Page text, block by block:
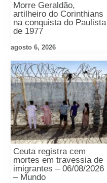
Morre Geraldão,
artilheiro do Corinthians
na conquista do Paulista
de 1977
agosto 6, 2026
Ceuta registra cem
mortes em travessia de
imigrantes – 06/08/2026
– Mundo